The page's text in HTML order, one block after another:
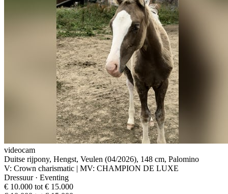
videocam
Duitse rijpony, Hengst, Veulen (04/2026), 148 cm, Palomino
V: Crown charismatic | MV: CHAMPION DE LUXE
Dressuur · Eventing
€ 10.000 tot € 15.000